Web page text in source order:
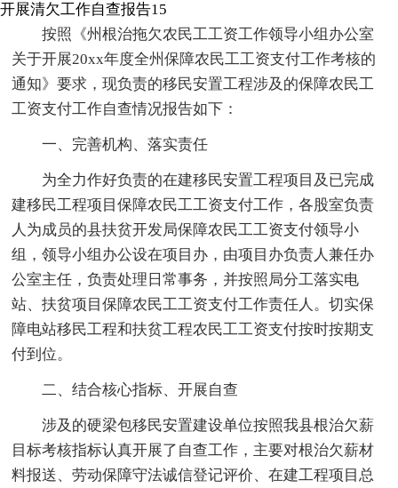
开展清欠工作自查报告15
按照《州根治拖欠农民工工资工作领导小组办公室
关于开展20xx年度全州保障农民工工资支付工作考核的
通知》要求，现负责的移民安置工程涉及的保障农民工
工资支付工作自查情况报告如下：
一、完善机构、落实责任
为全力作好负责的在建移民安置工程项目及已完成
建移民工程项目保障农民工工资支付工作，各股室负责
人为成员的县扶贫开发局保障农民工工资支付领导小
组，领导小组办公设在项目办，由项目办负责人兼任办
公室主任，负责处理日常事务，并按照局分工落实电
站、扶贫项目保障农民工工资支付工作责任人。切实保
障电站移民工程和扶贫工程农民工工资支付按时按期支
付到位。
二、结合核心指标、开展自查
涉及的硬梁包移民安置建设单位按照我县根治欠薪
目标考核指标认真开展了自查工作，主要对根治欠薪材
料报送、劳动保障守法诚信登记评价、在建工程项目总